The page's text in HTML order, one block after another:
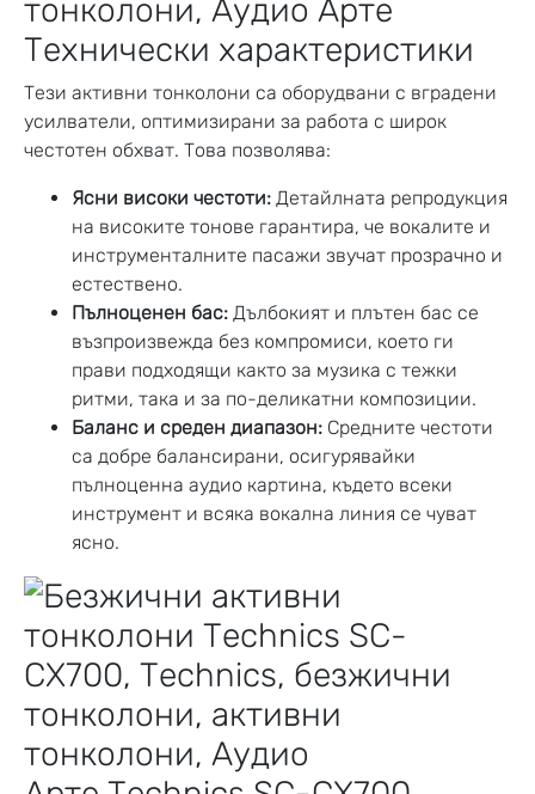
Технически характеристики
Тези активни тонколони са оборудвани с вградени
усилватели, оптимизирани за работа с широк
честотен обхват. Това позволява:
Ясни високи честоти: Детайлната репродукция
на високите тонове гарантира, че вокалите и
инструменталните пасажи звучат прозрачно и
естествено.
Пълноценен бас: Дълбокият и плътен бас се
възпроизвежда без компромиси, което ги
прави подходящи както за музика с тежки
ритми, така и за по-деликатни композиции.
Баланс и среден диапазон: Средните честоти
са добре балансирани, осигурявайки
пълноценна аудио картина, където всеки
инструмент и всяка вокална линия се чуват
ясно.